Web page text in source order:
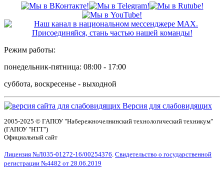
Режим работы:
понедельник-пятница: 08:00 - 17:00
суббота, воскресенье - выходной
Версия для слабовидящих
2005-2025 © ГАПОУ "Набережночелнинский технологический техникум"
(ГАПОУ "НТТ")
Официальный сайт
Лицензия №Л035-01272-16/00254376 Свидетельство о государственной
регистрации №4482 от 28.06.2019